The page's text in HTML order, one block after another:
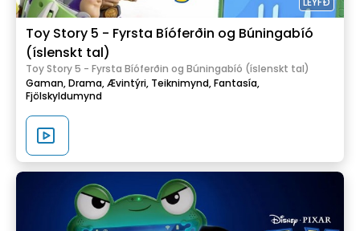
Toy Story 5 - Fyrsta Bíóferðin og Búningabíó
(íslenskt tal)
Toy Story 5 - Fyrsta Bíóferðin og Búningabíó (íslenskt tal)
Gaman,Drama,Ævintýri, Teiknimynd,Fantasía,
Fjölskyldumynd